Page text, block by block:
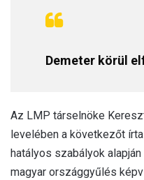
Demeter körül
Az LMP társelnöke
levelében a következőt
hatályos szabályok
magyar országgyűlés